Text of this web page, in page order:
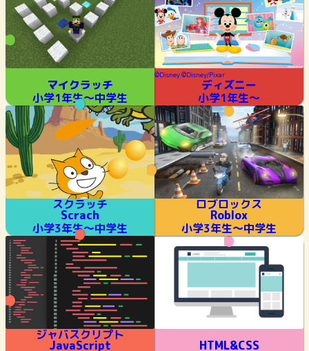
マイクラッチ
小学1年生～中学生
©︎Disney ©︎Disney/Pixar
ディズニー
小学1年生～
スクラッチ
Scrach
小学3年生～中学生
ロブロックス
Roblox
小学3年生～中学生
ジャバスクリプト
JavaScript
HTML&CSS